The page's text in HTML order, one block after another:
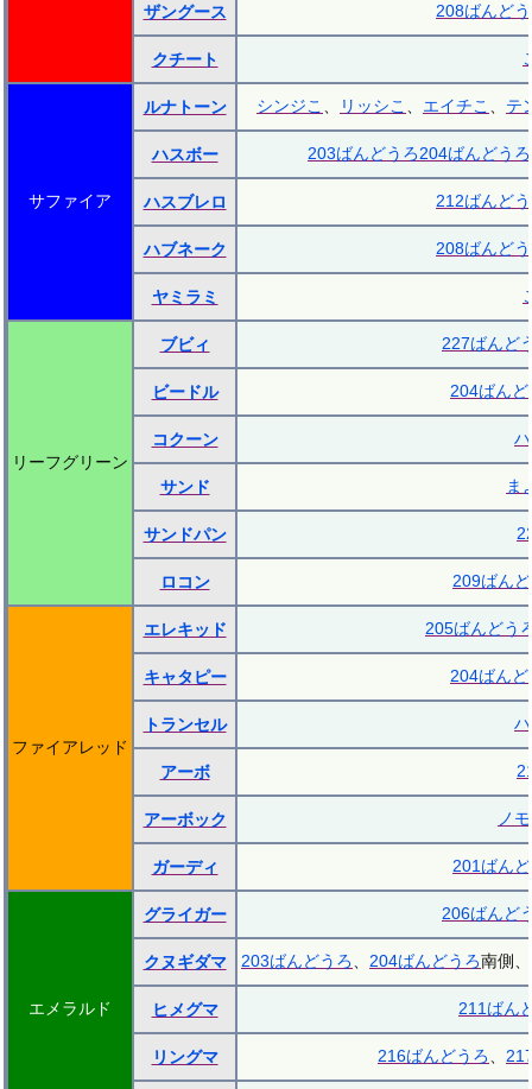
ザングース 208ばんど
クチート
サファイア
ルナトーン シンジこ リッシこ エイチこ テ
ハスボー 203ばんどうろ204ばんどうろ
ハスブレロ 212ばんど
ハブネーク 208ばんど
ヤミラミ
リーフグリーン
ブビィ 227ばんど
ビードル 204ばん
コクーン
サンド ま
サンドパン
ロコン 209ばん
ファイアレッド
エレキッド 205ばんどう
キャタピー 204ばん
トランセル
アーボ
アーボック ノ
ガーディ 201ばん
エメラルド
グライガー 206ばんど
クヌギダマ 203ばんどうろ 204ばんどうろ南側、
ヒメグマ 211ばん
リングマ 216ばんどうろ